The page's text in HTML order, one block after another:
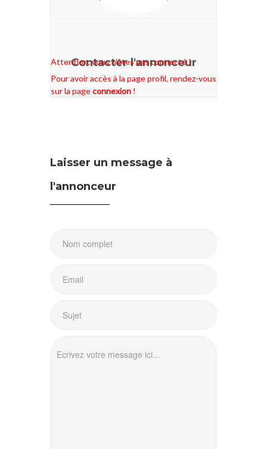
Contacter l'annonceur
Attention, vous n'êtes pas connecté !
Pour avoir accès à la page profil, rendez-vous
sur la pageconnexion !
Laisser un message à
l'annonceur